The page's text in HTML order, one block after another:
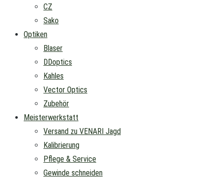
CZ
Sako
Optiken
Blaser
DDoptics
Kahles
Vector Optics
Zubehör
Meisterwerkstatt
Versand zu VENARI Jagd
Kalibrierung
Pflege & Service
Gewinde schneiden